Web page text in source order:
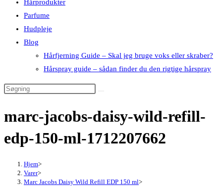
Hårprodukter
Parfume
Hudpleje
Blog
Hårfjerning Guide – Skal jeg bruge voks eller skraber?
Hårspray guide – sådan finder du den rigtige hårspray
marc-jacobs-daisy-wild-refill-
edp-150-ml-1712207662
Hjem>
Varer>
Marc Jacobs Daisy Wild Refill EDP 150 ml>